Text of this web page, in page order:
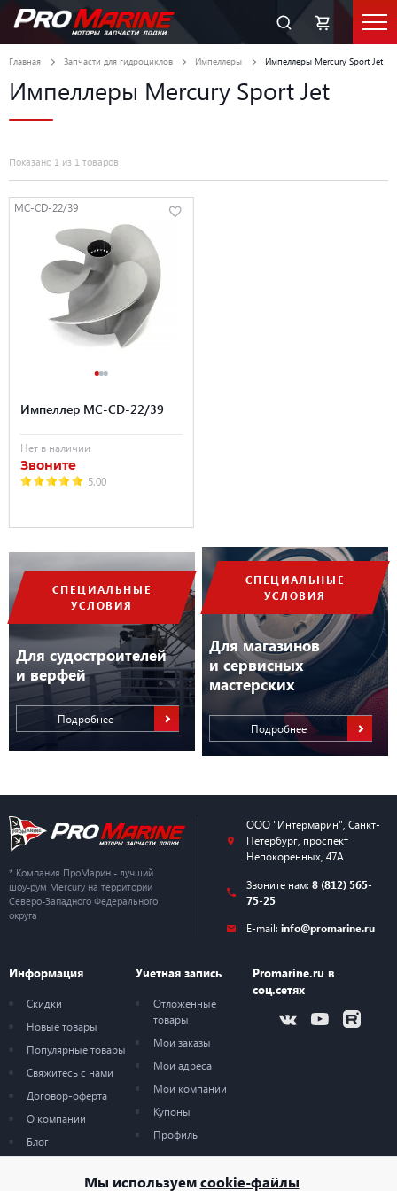
СПЕЦИАЛЬНЫЕ
УСЛОВИЯ
Для судостроителей
и верфей
Подробнее
СПЕЦИАЛЬНЫЕ
УСЛОВИЯ
Для магазинов
и сервисных
мастерских
Подробнее
Главная Запчасти для гидроциклов Импеллеры Импеллеры Mercury Sport Jet
Импеллеры Mercury Sport Jet
Показано 1 из 1 товаров
MC-CD-22/39
Импеллер MC-CD-22/39
Нет в наличии
Звоните
5.00
Мы используемcookie-файлы
* Компания ПроМарин - лучший
шоу-рум Mercury на территории
Северо-Западного Федерального
округа
ООО "Интермарин" Санкт-
Петербург, проспект
Непокоренных, 47А
Звоните нам: 8 (812) 565-
75-25
E-mail: info@promarine.ru
Информация
Скидки
Новые товары
Популярные товары
Свяжитесь с нами
Договор-оферта
О компании
Блог
Учетная запись
Отложенные
товары
Мои заказы
Мои адреса
Мои компании
Купоны
Профиль
Promarine.ru в
соц.сетях